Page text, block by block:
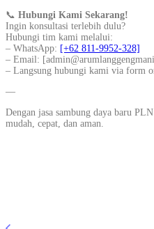
📞 Hubungi Kami Sekarang!
Ingin konsultasi terlebih dulu?
Hubungi tim kami melalui:
– WhatsApp: [+62 811-9952-328]
– Email:
– Langsung hubungi kami via form
—
Dengan jasa sambung daya baru
mudah, cepat, dan aman.